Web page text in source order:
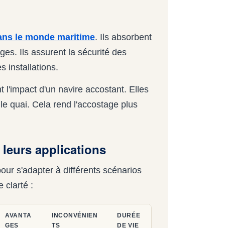
le monde maritime. Ils absorbent
Ils assurent la sécurité des
installations.
l'impact d'un navire accostant. Elles
quai. Cela rend l'accostage plus
leurs applications
s'adapter à différents scénarios
clarté :
AVANTA
GES
INCONVÉNIEN
TS
DURÉE
DE VIE